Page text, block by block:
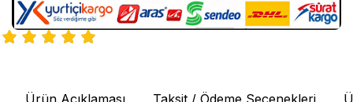
Ürün Açıklaması Taksit / Ödeme Seçenekleri